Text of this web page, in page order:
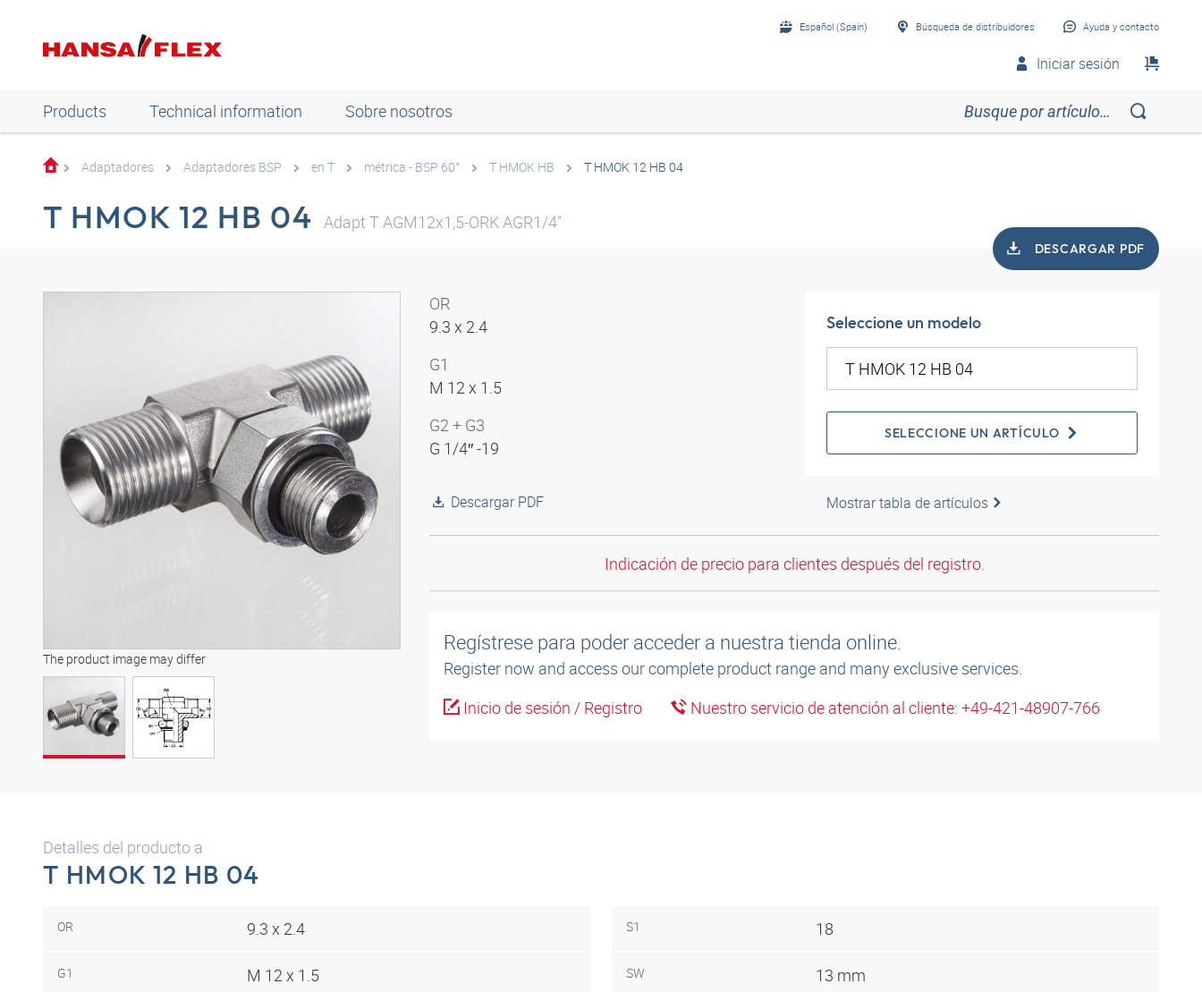
Español (Spain) Búsqueda de distribuidores Ayuda y contacto
Iniciar sesión
Products Technical information Sobre nosotros
Adaptadores Adaptadores BSP en T métrica - BSP 60° T HMOK HB T HMOK 12 HB 04
T HMOK 12 HB 04 Adapt T AGM12x1,5-ORK AGR1/4"
DESCARGAR PDF
The product image may differ
OR
9.3 x 2.4
G1
M 12 x 1.5
G2 + G3
G 1/4″ -19
Descargar PDF
Seleccione un modelo
SELECCIONE UN ARTÍCULO
Mostrar tabla de artículos
Indicación de precio para clientes después del registro.
Regístrese para poder acceder a nuestra tienda online.
Register now and access our complete product range and many exclusive services.
Inicio de sesión / Registro
Nuestro servicio de atención al cliente: +49-421-48907-766
Detalles del producto a
T HMOK 12 HB 04
OR 9.3 x 2.4
G1 M 12 x 1.5
S1 18
SW 13 mm